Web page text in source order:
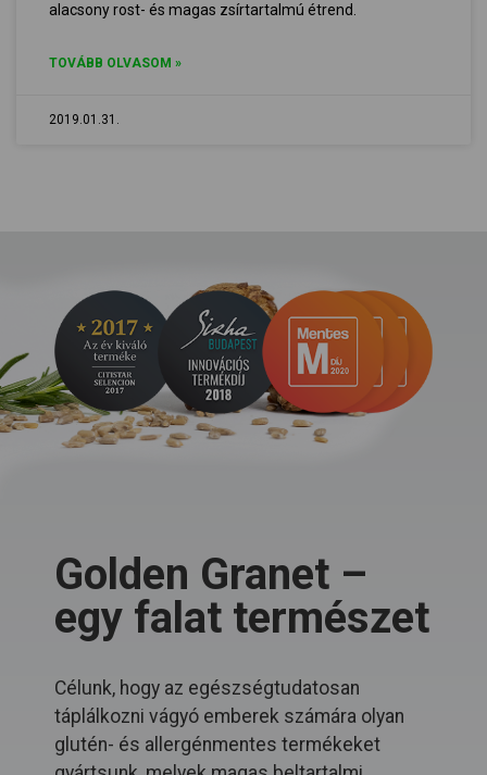
alacsony rost- és magas zsírtartalmú étrend.
TOVÁBB OLVASOM »
2019.01.31.
Golden Granet –
egy falat természet
Célunk, hogy az egészségtudatosan
táplálkozni vágyó emberek számára olyan
glutén- és allergénmentes termékeket